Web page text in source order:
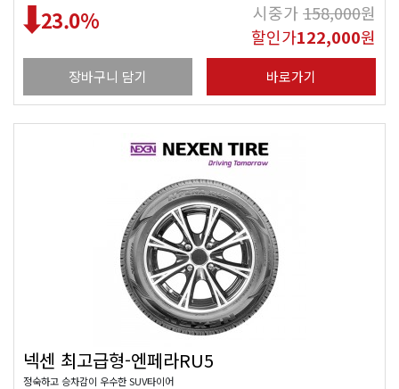
23.0% 시중가158,000원
할인가122,000원
장바구니 담기 바로가기
넥센 최고급형-엔페라RU5
정숙하고 승차감이 우수한 SUV타이어